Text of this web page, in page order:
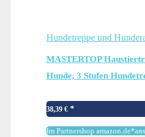
Hundetreppe und
MASTERTOP
Hunde, 3 Stufen
Leiter Haustierleiter,
waschbar-Send 1
38,39 €
Im Partnershop